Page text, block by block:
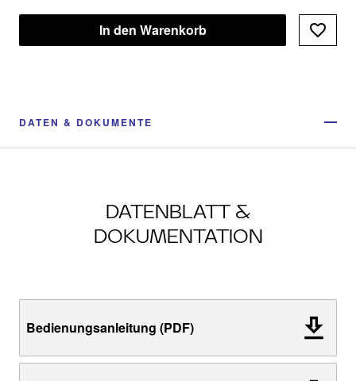
In den Warenkorb
DATEN & DOKUMENTE
DATENBLATT &
DOKUMENTATION
Bedienungsanleitung (PDF)